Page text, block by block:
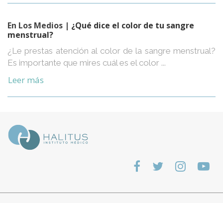
En Los Medios | ¿Qué dice el color de tu sangre
menstrual?
¿Le prestas atención al color de la sangre menstrual?
Es importante que mires cuál es el color ...
Leer más